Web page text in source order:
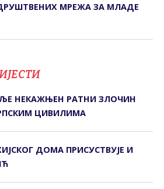
МРЕЖА ЗА МЛАДЕ
НЕКАЖЊЕН РАТНИ ЗЛОЧИН
ЦИВИЛИМА
ДОМА ПРИСУСТВУЈЕ И